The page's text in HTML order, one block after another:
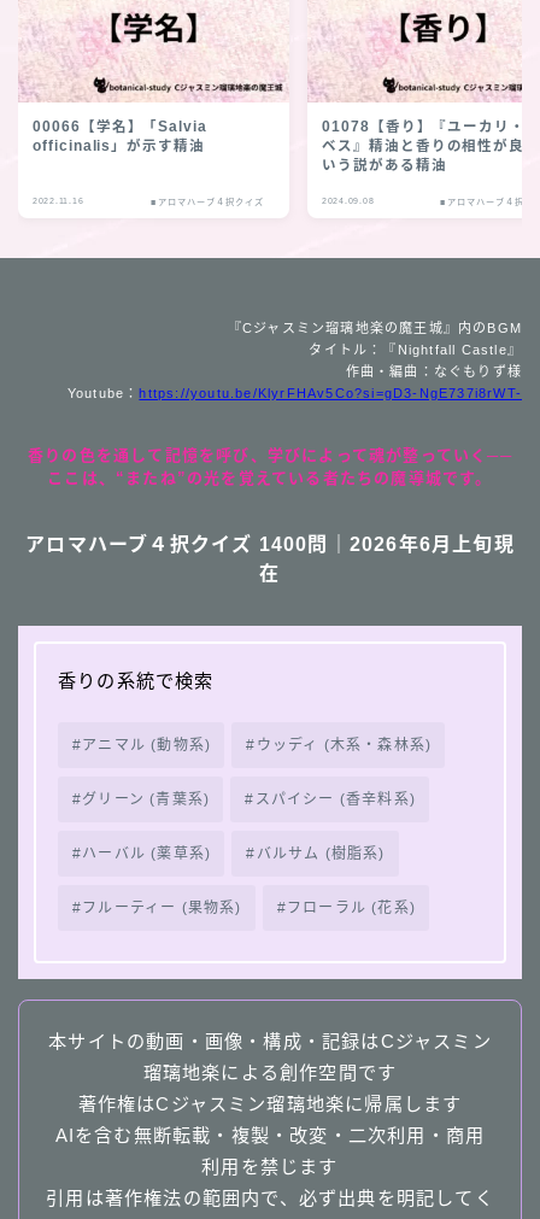
00066【学名】「Salvia
officinalis」が示す精油
2022.11.16 ■アロマハーブ４択クイズ
01078【香り】『ユーカリ・
ベス』精油と香りの相性が良
いう説がある精油
2024.09.08 ■アロマハーブ４択ク
『Cジャスミン瑠璃地楽の魔王城』内のBGM
タイトル：『Nightfall Castle』
作曲・編曲：なぐもりず様
Youtube： https://youtu.be/KlyrFHAv5Co?si=gD3-NgE737i8rWT-
香りの色を通して記憶を呼び、学びによって魂が整っていく──
ここは、“またね”の光を覚えている者たちの魔導城です。
アロマハーブ４択クイズ 1400問｜2026年6月上旬現
在
香りの系統で検索
アニマル (動物系) ウッディ (木系・森林系)
グリーン (青葉系) スパイシー (香辛料系)
ハーバル (薬草系) バルサム (樹脂系)
フルーティー (果物系) フローラル (花系)
本サイトの動画・画像・構成・記録はCジャスミン
瑠璃地楽による創作空間です
著作権はCジャスミン瑠璃地楽に帰属します
AIを含む無断転載・複製・改変・二次利用・商用
利用を禁じます
引用は著作権法の範囲内で、必ず出典を明記してく